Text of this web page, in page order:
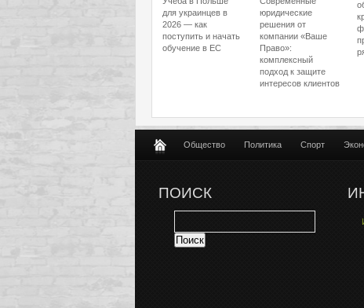
для украинцев в
2026 — как
поступить и начать
обучение в ЕС
юридические
решения от
компании «Ваше
Право»:
комплексный
подход к защите
интересов клиентов
Общество Политика Спорт
ПОИСК